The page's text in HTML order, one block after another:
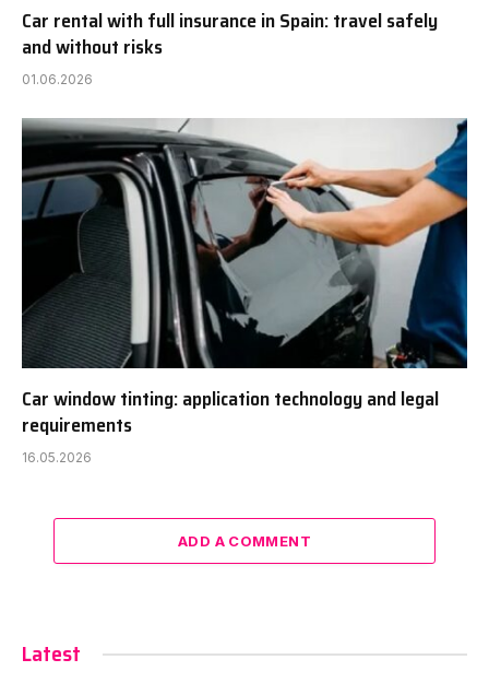
Car rental with full insurance in Spain: travel safely
and without risks
01.06.2026
Car window tinting: application technology and legal
requirements
16.05.2026
ADD A COMMENT
Latest